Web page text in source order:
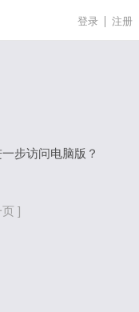
登录 注册
步访问电脑版？
]